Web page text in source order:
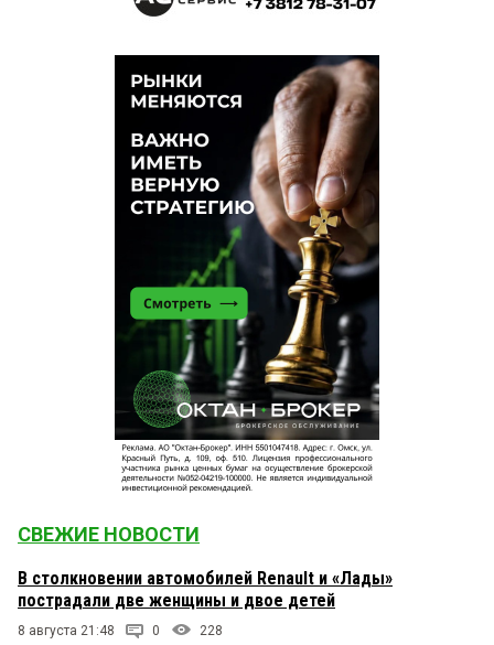
СВЕЖИЕ НОВОСТИ
В столкновении автомобилей Renault и «Лады»
пострадали две женщины и двое детей
8 августа 21:48 0 228